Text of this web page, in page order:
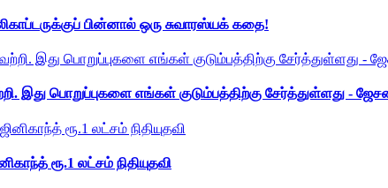
பின்னால் ஒரு சுவாரஸ்யக் கதை!
இது பொறுப்புகளை எங்கள் குடும்பத்திற்கு சேர்த்துள்ளது -
ரூ.1 லட்சம் நிதியுதவி